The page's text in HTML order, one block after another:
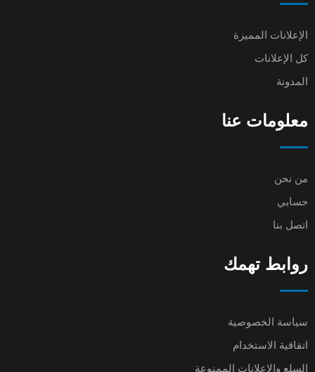
الإعلانات المميزة
كل الإعلانات
المدونة
معلومات عنا
من نحن
حسابي
اتصل بنا
روابط تهمك
سياسة الخصوصية
اتفاقية الاستخدام
السلع والإعلانات الممنوعة